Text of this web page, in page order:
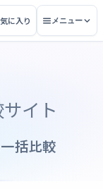
に入り メニュー
イト
括比較